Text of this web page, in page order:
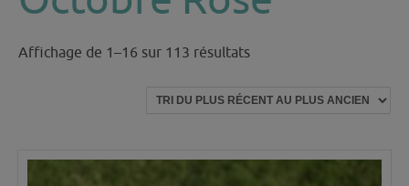
Affichage de 1–16 sur 113 résultatsTrié
plus
plus